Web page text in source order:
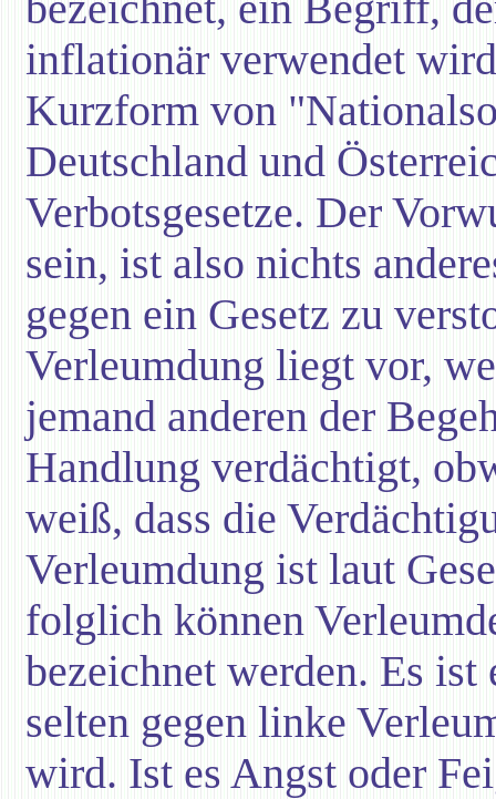
inflationär verwendet
Kurzform von
Deutschland und
Verbotsgesetze. Der
sein, ist also nichts
gegen ein Gesetz zu
Verleumdung liegt vor,
jemand anderen der
Handlung verdächtigt,
weiß, dass die
Verleumdung ist laut
folglich können
bezeichnet werden. Es
selten gegen linke
wird. Ist es Angst oder